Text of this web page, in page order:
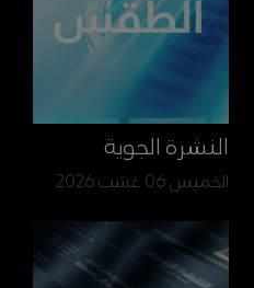
النشرة الجوية
الخميس 06 غشت 2026